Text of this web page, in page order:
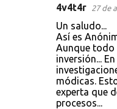
4v4t4r 27 de
Un saludo...
Así es
Aunque todo
inversión...
módicas.
experta que
procesos...